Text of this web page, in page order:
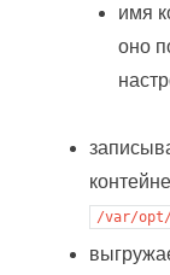
имя
оно
/var/opt/